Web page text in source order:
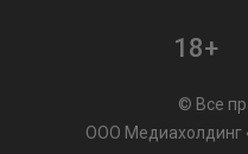
18+
© Все
ООО Медиахолдинг